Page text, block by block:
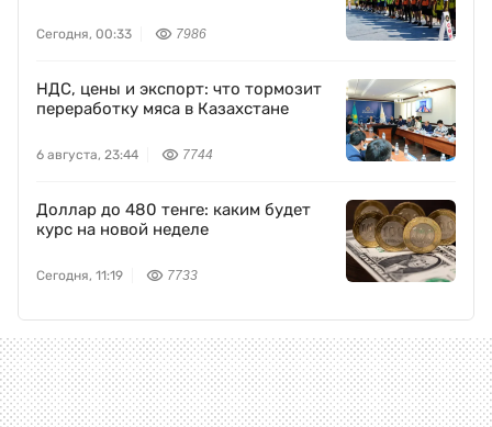
Сегодня, 00:33 7986
НДС, цены и экспорт: что тормозит
переработку мяса в Казахстане
6 августа, 23:44 7744
Доллар до 480 тенге: каким будет
курс на новой неделе
Сегодня, 11:19 7733